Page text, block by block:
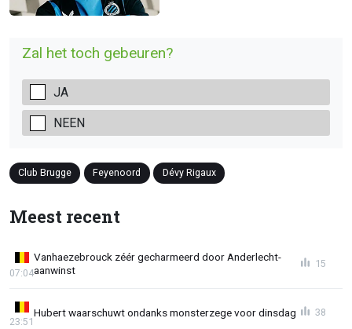
Zal het toch gebeuren?
JA
NEEN
Club Brugge Feyenoord Dévy Rigaux
Meest recent
Vanhaezebrouck zéér gecharmeerd door Anderlecht-
aanwinst
07:04
15
Hubert waarschuwt ondanks monsterzege voor dinsdag
23:51
38